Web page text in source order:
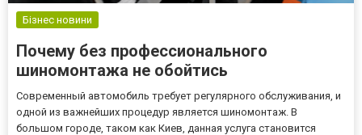
Бізнес новини
Почему без профессионального
шиномонтажа не обойтись
Современный автомобиль требует регулярного обслуживания, и
одной из важнейших процедур является шиномонтаж. В
большом городе, таком как Киев, данная услуга становится